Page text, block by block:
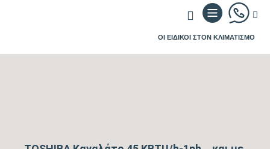
ΟΙ ΕΙΔΙΚΟΙ ΣΤΟΝ ΚΛΙΜΑΤΙΣΜΟ